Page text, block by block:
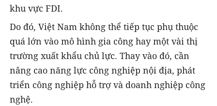
khu vực FDI.
Do đó, Việt Nam không thể tiếp tục phụ thuộc
quá lớn vào mô hình gia công hay một vài thị
trường xuất khẩu chủ lực. Thay vào đó, cần
nâng cao năng lực công nghiệp nội địa, phát
triển công nghiệp hỗ trợ và doanh nghiệp công
nghệ.